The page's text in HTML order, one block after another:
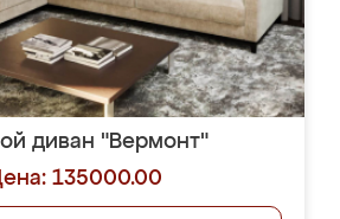
диван "Вермонт"
135000.00